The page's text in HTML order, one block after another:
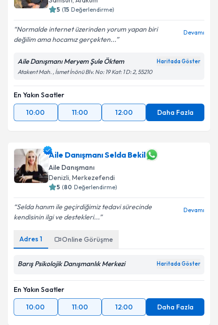
Samsun,Atakum
( Değerlendirme)
Normalde internet üzerinden yorum yapan biri
değilim ama hocamız gerçekten...
Aile Danışmanı Meryem Şule Öktem
Atakent Mah. , İsmet İnönü Blv. No: 19 Kat: 1 D: 2, 55210
En Yakın Saatler
10:00
11:00 12:00 Daha Fazla
Aile Danışmanı Selda Bekil
Aile Danışmanı
Denizli,Merkezefendi
( Değerlendirme)
Selda hanım ile geçirdiğimiz tedavi sürecinde
kendisinin ilgi ve destekleri...
Adres 1 Online Görüşme
Barış Psikolojik Danışmanlık Merkezi
En Yakın Saatler
10:00
11:00 12:00 Daha Fazla